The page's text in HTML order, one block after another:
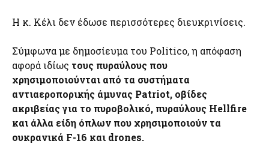
Η κ. Κέλι δεν έδωσε περισσότερες διευκρινίσεις.
Σύμφωνα με δημοσίευμα του Politico, η απόφαση
αφορά ιδίως τους πυραύλους που
χρησιμοποιούνται από τα συστήματα
αντιαεροπορικής άμυνας Patriot, οβίδες
ακριβείας για το πυροβολικό, πυραύλους Hellfire
και άλλα είδη όπλων που χρησιμοποιούν τα
ουκρανικά F-16 και drones.